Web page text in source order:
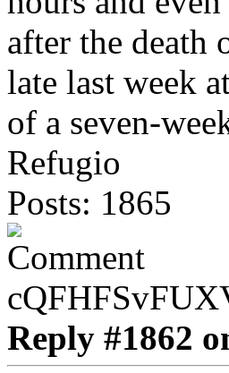
after the death
late last week
of a seven-
Refugio
Posts: 1865
Reply #1862